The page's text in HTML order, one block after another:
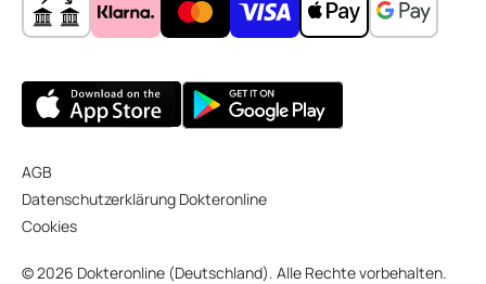
AGB
Datenschutzerklärung Dokteronline
Cookies
© 2026 Dokteronline (Deutschland). Alle Rechte vorbehalten.